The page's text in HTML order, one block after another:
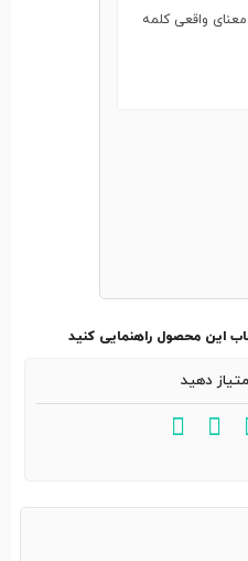
معنای واقعی کلمه
این محصول راهنمایی کنید
دهید